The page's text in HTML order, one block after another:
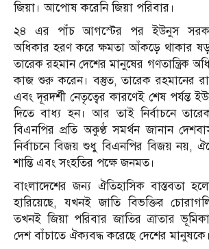
জিয়া। আপোষ করেনি জিয়া পরিবার।
২৪ এর পাঁচ আগস্টের পর ইউনুস
অধিকার হরণ করে ক্ষমতা আঁকড়ে থাকার
তারেক রহমান দেশের মানুষের গণতান্ত্রিক
কাজ শুরু করেন। বস্তুত, তারেক রহমানের
এবং দূরদর্শী নেতৃত্বের কারণেই শেষ পর্যন্ত
দিতে বাধ্য হন। আর তাই নির্বাচনে
বিএনপির প্রতি অকুণ্ঠ সমর্থন জানান
নির্বাচনে বিজয় শুধু বিএনপির বিজয় নয়,
শান্তি এবং সংহতির পক্ষে জনমত।
বাংলাদেশের জন্য ঐতিহাসিক বাস্তবতা
হারিয়েছে, যখনই জাতি বিভক্তির
তখনই জিয়া পরিবার জাতির ত্রাতার
দেশ বাঁচাতে ঐক্যবদ্ধ করেছে দেশের মানুষকে।